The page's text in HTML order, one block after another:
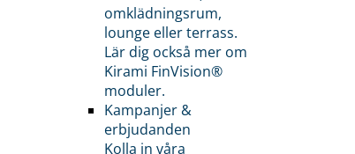
omklädningsrum,
lounge eller terrass.
Lär dig också mer om
Kirami FinVision®
moduler.
Kampanjer &
erbjudanden
Kolla in våra